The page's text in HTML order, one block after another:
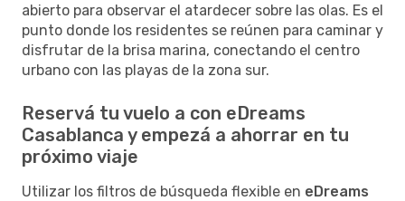
abierto para observar el atardecer sobre las olas. Es el
punto donde los residentes se reúnen para caminar y
disfrutar de la brisa marina, conectando el centro
urbano con las playas de la zona sur.
Reservá tu vuelo a con eDreams
Casablanca y empezá a ahorrar en tu
próximo viaje
Utilizar los filtros de búsqueda flexible en eDreams